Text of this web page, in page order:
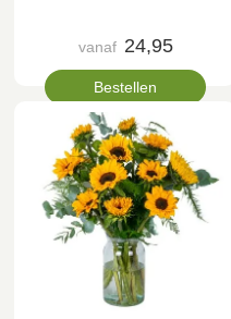
vanaf 24,95
Bestellen